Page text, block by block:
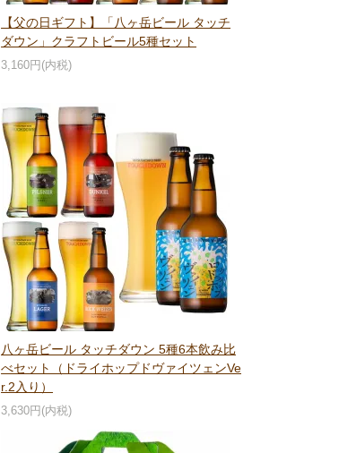
【父の日ギフト】「八ヶ岳ビール タッチ
ダウン」クラフトビール5種セット
3,160円(内税)
八ヶ岳ビール タッチダウン 5種6本飲み比
べセット（ドライホップドヴァイツェンVe
r.2入り）
3,630円(内税)